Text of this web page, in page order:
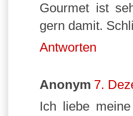
Gourmet ist
gern damit.
Antworten
Anonym 7.
Ich liebe